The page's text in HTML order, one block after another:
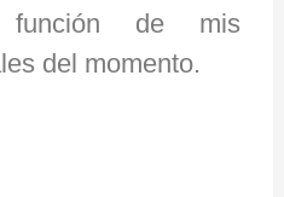
función de mis
del momento.